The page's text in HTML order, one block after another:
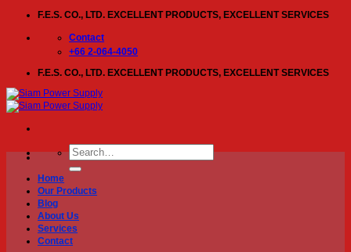
content
F.E.S. CO., LTD. EXCELLENT PRODUCTS, EXCELLENT SERVICES
Contact
+66 2-064-4050
F.E.S. CO., LTD. EXCELLENT PRODUCTS, EXCELLENT SERVICES
Search
for:
Home
Our Products
Blog
About Us
Services
Contact